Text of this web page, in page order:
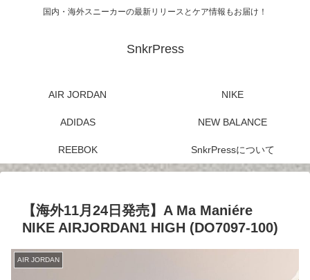
国内・海外スニーカーの最新リリースとケア情報もお届け！
SnkrPress
AIR JORDAN NIKE
ADIDAS NEW BALANCE
REEBOK SnkrPressについて
【海外11月24日発売】A Ma Maniére
NIKE AIRJORDAN1 HIGH (DO7097-100)
AIR JORDAN